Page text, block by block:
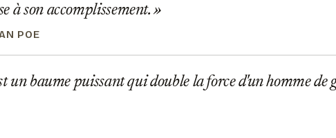
à son accomplissement.
POE
un baume puissant qui double la force d'un homme de